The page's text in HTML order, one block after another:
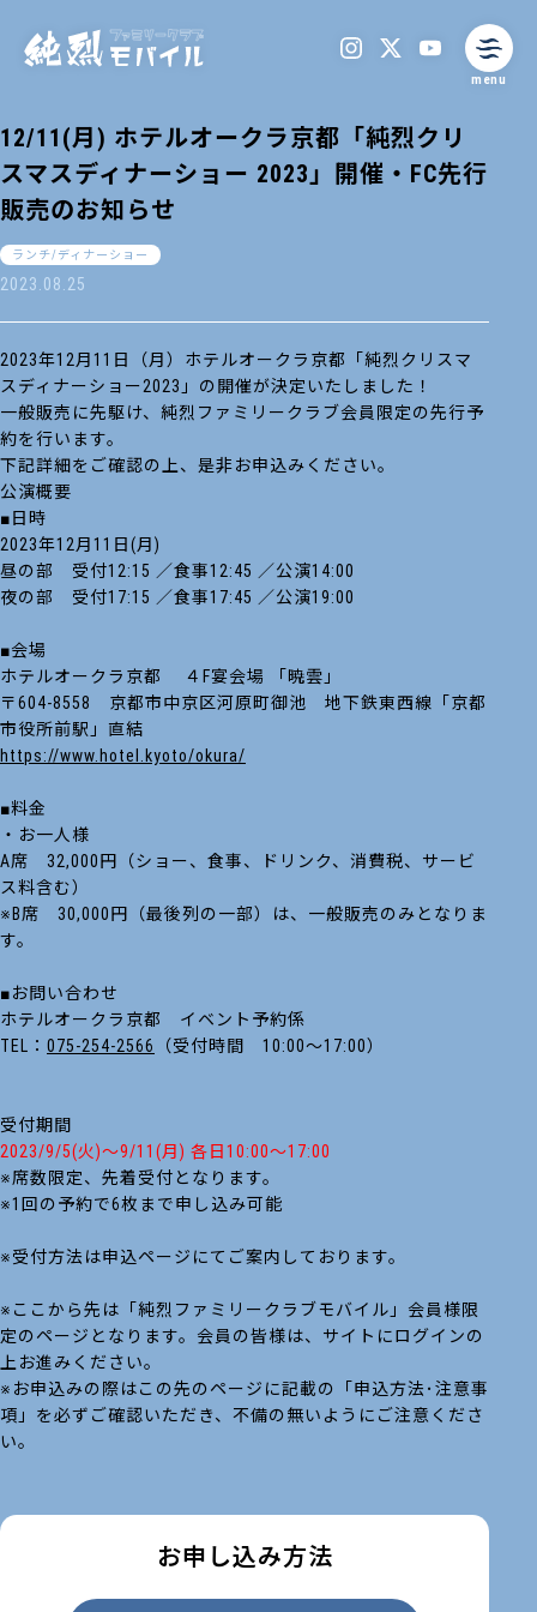
menu
12/11(月) ホテルオークラ京都「純烈クリ
スマスディナーショー 2023」開催・FC先行
販売のお知らせ
ランチ/ディナーショー
2023.08.25
2023年12月11日（月）ホテルオークラ京都「純烈クリスマ
スディナーショー2023」の開催が決定いたしました！
一般販売に先駆け、純烈ファミリークラブ会員限定の先行予
約を行います。
下記詳細をご確認の上、是非お申込みください。
公演概要
■日時
2023年12月11日(月)
昼の部 受付12:15 ／食事12:45 ／公演14:00
夜の部 受付17:15 ／食事17:45 ／公演19:00
■会場
ホテルオークラ京都 ４F宴会場 「暁雲」
〒604-8558 京都市中京区河原町御池 地下鉄東西線「京都
市役所前駅」直結
https://www.hotel.kyoto/okura/
■料金
・お一人様
A席 32,000円（ショー、食事、ドリンク、消費税、サービ
ス料含む）
※B席 30,000円（最後列の一部）は、一般販売のみとなりま
す。
■お問い合わせ
ホテルオークラ京都 イベント予約係
TEL： 075-254-2566 （受付時間 10:00～17:00）
受付期間
2023/9/5(火)～9/11(月) 各日10:00～17:00
※席数限定、先着受付となります。
※1回の予約で6枚まで申し込み可能
※受付方法は申込ページにてご案内しております。
※ここから先は「純烈ファミリークラブモバイル」会員様限
定のページとなります。会員の皆様は、サイトにログインの
上お進みください。
※お申込みの際はこの先のページに記載の「申込方法･注意事
項」を必ずご確認いただき、不備の無いようにご注意くださ
い。
お申し込み方法